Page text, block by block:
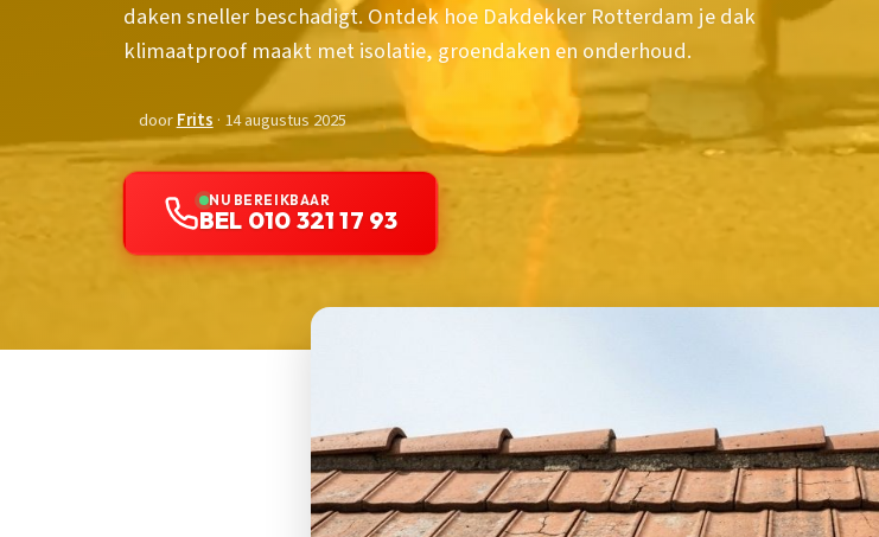
daken sneller beschadigt. Ontdek hoe Dakdekker Rotterdam je dak
klimaatproof maakt met isolatie, groendaken en onderhoud.
doorFrits · 14 augustus 2025
NU BEREIKBAAR
BEL 010 321 17 93